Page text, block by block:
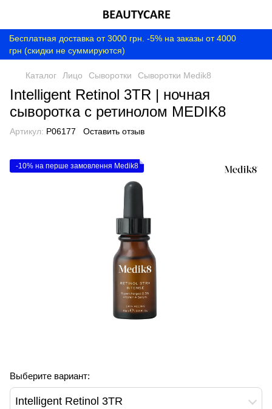
Бесплатная доставка от 3000 грн. -5% на заказы от 4000
грн (скидки не суммируются)
Каталог Лицо Сыворотки Сыворотки Medik8
Intelligent Retinol 3TR | ночная
сыворотка с ретинолом MEDIK8
Артикул: P06177 Оставить отзыв
-10% на перше замовлення Medik8
Выберите вариант:
Intelligent Retinol 3TR